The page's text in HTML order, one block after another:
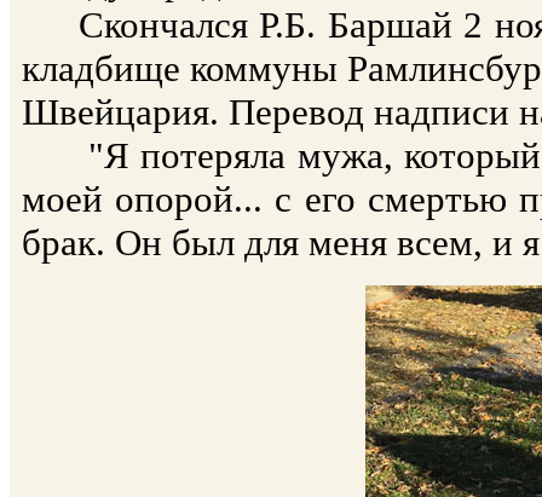
Скончался Р.Б. Баршай 2
кладбище коммуны
Швейцария. Перевод надписи
"Я потеряла мужа, который
моей опорой... с его смертью
брак. Он был для меня всем, и